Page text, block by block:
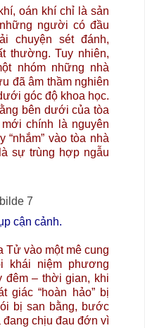
oán khí chỉ là sản
người có đầu
chuyện sét đánh,
thường. Tuy nhiên,
nhóm những nhà
đã âm thầm nghiên
góc độ khoa học.
bên dưới của tòa
chính là nguyên
“nhắm” vào tòa nhà
sự trùng hợp ngẫu
cận cảnh.
Tử vào một mê cung
khái niệm phương
đêm – thời gian, khi
giác “hoàn hảo” bị
bị san bằng, bước
chịu đau đớn vì